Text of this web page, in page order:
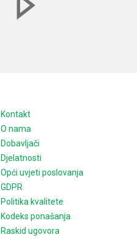
Kontakt
O nama
Dobavljači
Djelatnosti
Opći uvjeti poslovanja
GDPR
Politika kvalitete
Kodeks ponašanja
Raskid ugovora